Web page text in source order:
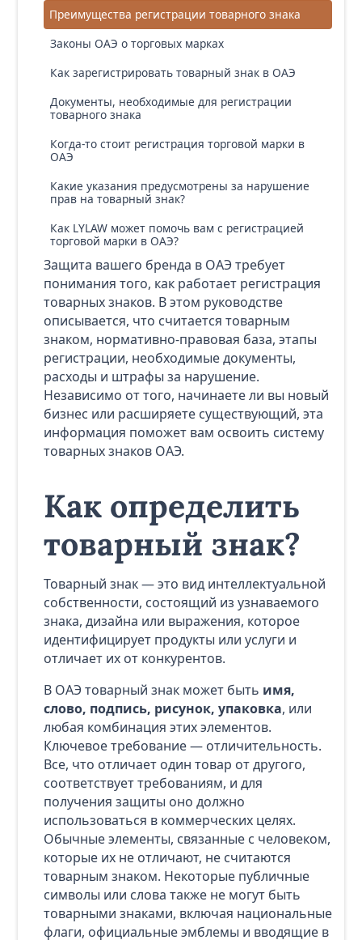
Преимущества регистрации товарного знака
Законы ОАЭ о торговых марках
Как зарегистрировать товарный знак в ОАЭ
Документы, необходимые для регистрации
товарного знака
Когда-то стоит регистрация торговой марки в
ОАЭ
Какие указания предусмотрены за нарушение
прав на товарный знак?
Как LYLAW может помочь вам с регистрацией
торговой марки в ОАЭ?
Защита вашего бренда в ОАЭ требует
понимания того, как работает регистрация
товарных знаков. В этом руководстве
описывается, что считается товарным
знаком, нормативно-правовая база, этапы
регистрации, необходимые документы,
расходы и штрафы за нарушение.
Независимо от того, начинаете ли вы новый
бизнес или расширяете существующий, эта
информация поможет вам освоить систему
товарных знаков ОАЭ.
Как определить
товарный знак?
Товарный знак — это вид интеллектуальной
собственности, состоящий из узнаваемого
знака, дизайна или выражения, которое
идентифицирует продукты или услуги и
отличает их от конкурентов.
В ОАЭ товарный знак может быть имя,
слово, подпись, рисунок, упаковка, или
любая комбинация этих элементов.
Ключевое требование — отличительность.
Все, что отличает один товар от другого,
соответствует требованиям, и для
получения защиты оно должно
использоваться в коммерческих целях.
Обычные элементы, связанные с человеком,
которые их не отличают, не считаются
товарным знаком. Некоторые публичные
символы или слова также не могут быть
товарными знаками, включая национальные
флаги, официальные эмблемы и вводящие в